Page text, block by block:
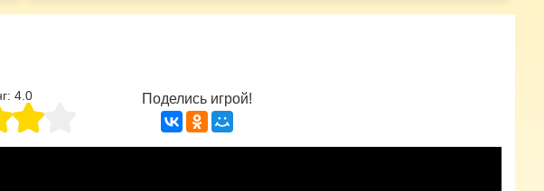
4.0 Поделись игрой!